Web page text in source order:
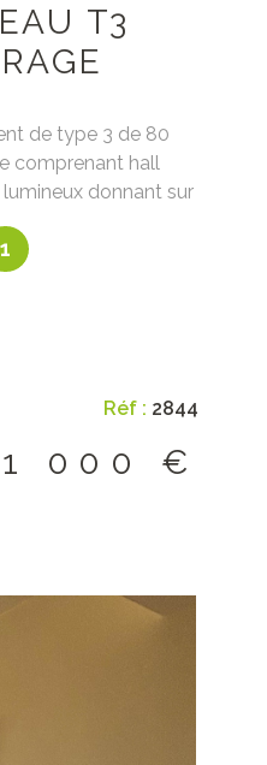
T3
de type 3 de 80
comprenant hall
lumineux donnant sur
en
1
Réf : 2844
000 €